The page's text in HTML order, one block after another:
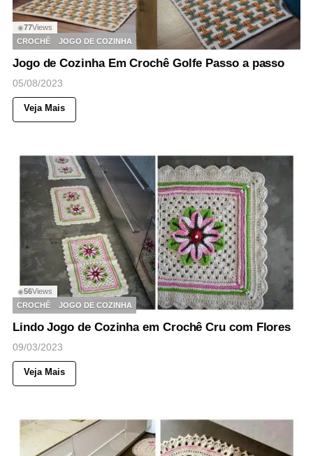
◉77Views
CROCHÊ
JOGO DE COZINHA
Jogo de Cozinha Em Crochê Golfe Passo a passo
05/08/2023
Veja Mais
◉56Views
CROCHÊ
JOGO DE COZINHA
Lindo Jogo de Cozinha em Crochê Cru com Flores
09/03/2023
Veja Mais